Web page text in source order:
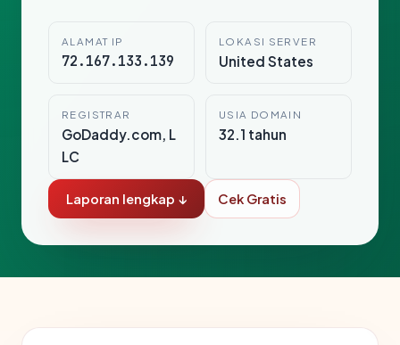
ALAMAT IP
72.167.133.139
LOKASI SERVER
United States
REGISTRAR
GoDaddy.com, L
LC
USIA DOMAIN
32.1 tahun
Laporan lengkap ↓ Cek Gratis